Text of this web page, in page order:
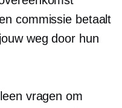
commissie betaalt
weg door hun
vragen om